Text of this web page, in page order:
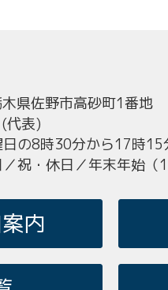
県佐野市高砂町1番地
代表)
の8時30分から17時15
祝・休日／年末年始
内